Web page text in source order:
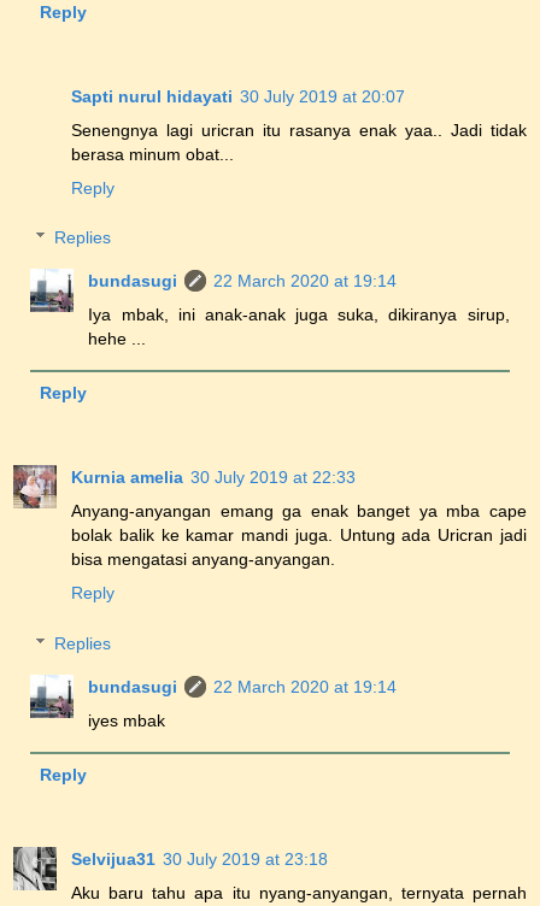
Reply
Sapti nurul hidayati 30 July 2019 at 20:07
Senengnya lagi uricran itu rasanya enak yaa.. Jadi tidak
berasa minum obat...
Reply
Replies
bundasugi
22 March 2020 at 19:14
Iya mbak, ini anak-anak juga suka, dikiranya sirup,
hehe ...
Reply
Kurnia amelia 30 July 2019 at 22:33
Anyang-anyangan emang ga enak banget ya mba cape
bolak balik ke kamar mandi juga. Untung ada Uricran jadi
bisa mengatasi anyang-anyangan.
Reply
Replies
bundasugi
22 March 2020 at 19:14
iyes mbak
Reply
Selvijua31 30 July 2019 at 23:18
Aku baru tahu apa itu nyang-anyangan, ternyata pernah